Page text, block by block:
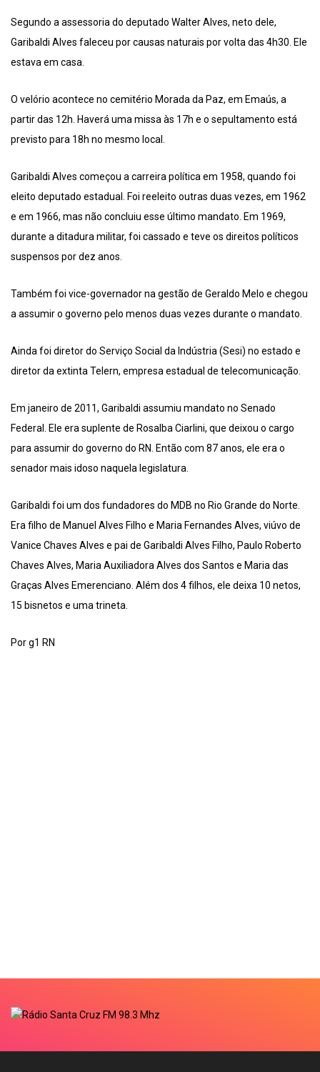
Segundo a assessoria do deputado Walter Alves, neto dele,
Garibaldi Alves faleceu por causas naturais por volta das 4h30. Ele
estava em casa.
O velório acontece no cemitério Morada da Paz, em Emaús, a
partir das 12h. Haverá uma missa às 17h e o sepultamento está
previsto para 18h no mesmo local.
Garibaldi Alves começou a carreira política em 1958, quando foi
eleito deputado estadual. Foi reeleito outras duas vezes, em 1962
e em 1966, mas não concluiu esse último mandato. Em 1969,
durante a ditadura militar, foi cassado e teve os direitos políticos
suspensos por dez anos.
Também foi vice-governador na gestão de Geraldo Melo e chegou
a assumir o governo pelo menos duas vezes durante o mandato.
Ainda foi diretor do Serviço Social da Indústria (Sesi) no estado e
diretor da extinta Telern, empresa estadual de telecomunicação.
Em janeiro de 2011, Garibaldi assumiu mandato no Senado
Federal. Ele era suplente de Rosalba Ciarlini, que deixou o cargo
para assumir do governo do RN. Então com 87 anos, ele era o
senador mais idoso naquela legislatura.
Garibaldi foi um dos fundadores do MDB no Rio Grande do Norte.
Era filho de Manuel Alves Filho e Maria Fernandes Alves, viúvo de
Vanice Chaves Alves e pai de Garibaldi Alves Filho, Paulo Roberto
Chaves Alves, Maria Auxiliadora Alves dos Santos e Maria das
Graças Alves Emerenciano. Além dos 4 filhos, ele deixa 10 netos,
15 bisnetos e uma trineta.
Por g1 RN